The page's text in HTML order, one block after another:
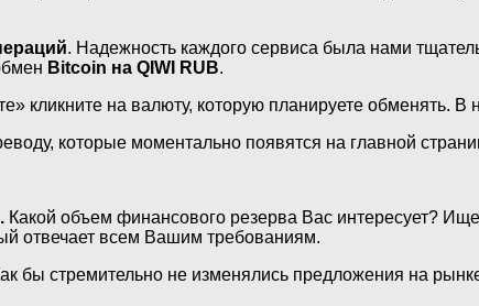
. Надежность каждого сервиса была нами
Bitcoin на QIWI RUB.
кликните на валюту, которую планируете обменять. В
которые моментально появятся на главной
Какой объем финансового резерва Вас интересует?
отвечает всем Вашим требованиям.
бы стремительно не изменялись предложения на